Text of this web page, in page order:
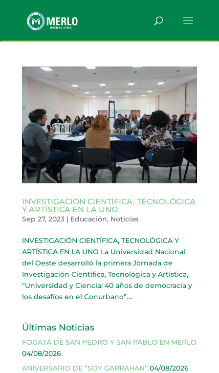
INVESTIGACIÓN CIENTÍFICA, TECNOLÓGICA
Y ARTÍSTICA EN LA UNO
Sep 27, 2023| Educación, Noticias
INVESTIGACIÓN CIENTÍFICA, TECNOLÓGICA Y
ARTÍSTICA EN LA UNO La Universidad Nacional
del Oeste desarrolló la primera Jornada de
Investigación Científica, Tecnológica y Artística,
“Universidad y Ciencia: 40 años de democracia y
los desafíos en el Conurbano”....
Últimas Noticias
FOGATA DE SAN PEDRO Y SAN PABLO EN MERLO
04/08/2026
ANIVERSARIO DE “SOY GARRAHAN” 04/08/2026